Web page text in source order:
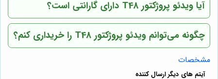
آیا ویدئو پروژکتور T48 دارای گارانتی است؟
چگونه می‌توانم ویدئو پروژکتور T48 را خریداری کنم؟
مشخصات